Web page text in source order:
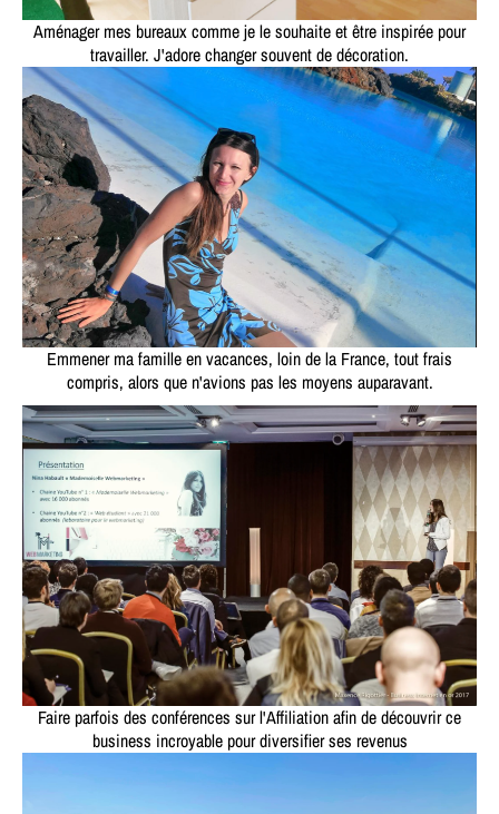
Aménager mes bureaux comme je le souhaite et être inspirée pour
travailler. J'adore changer souvent de décoration.
Emmener ma famille en vacances, loin de la France, tout frais
compris, alors que n'avions pas les moyens auparavant.
Faire parfois des conférences sur l'Affiliation afin de découvrir ce
business incroyable pour diversifier ses revenus